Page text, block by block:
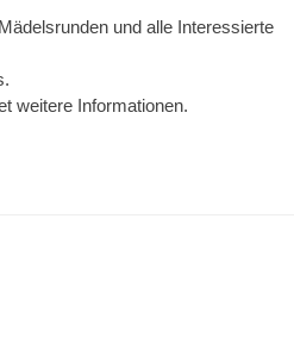
und alle Interessierte
weitere Informationen.